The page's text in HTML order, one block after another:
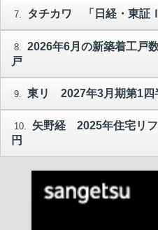
7. タチカワ 「日経・東証
8.
2026年6月の新築着工戸
戸
9. 東リ 2027年3月期第1四
10.
矢野経 2025年住宅リ
円